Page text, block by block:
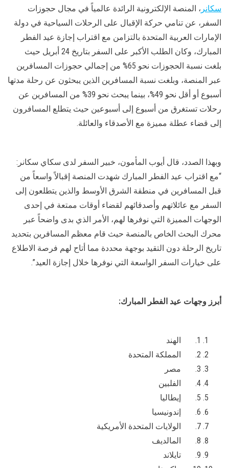
سكانر ، المنصة الإلكترونية الرائدة عالمياً في مجال حجوزات
السفر، عن تنامي حركة الإقبال على الرحلات السياحية في دولة
الإمارات العربية المتحدة بالتزامن مع اقتراب إجازة عيد الفطر
المبارك، وكان الطلب الأكبر على السفر بتاريخ 24 أبريل حيث
بلغت نسبة الحجوزات نحو 65% من إجمالي حجوزات المسافرين
عبر المنصة، وبلغت نسبة المسافرين الذين يبحثون عن رحلة مدتها
أسبوع أو أقل نحو 49%، بينما يبحث نحو 39% من المسافرين عن
رحلات تستغرق من أسبوع إلى أسبوعين حيث يتطلع المسافرون
إلى قضاء عطلة مميزة مع الأصدقاء والعائلة.
وبهذا الصدد، قال أيوب المأمون، خبير السفر لدى سكاي سكانر:
“مع اقتراب عيد الفطر المبارك شهدت المنصة إقبالاً واسعاً من
قبل المسافرين في منطقة الشرق الأوسط والذين يتطلعون إلى
السفر مع عائلاتهم وأصدقائهم لقضاء أوقات ممتعة في إحدى
الوجهات المميزة التي نوفرها لهم، الأمر الذي بدى واضحاً عبر
محرك البحث الخاص بالمنصة حيث قام معظم المسافرين بتحديد
تاريخ الرحلة دون التقيد بوجهة محددة مما أتاح لهم فرصة الاطلاع
على خيارات السفر الواسعة التي نوفرها خلال إجازة العيد”.
أبرز وجهات عيد الفطر المبارك:
1. الهند
2. المملكة المتحدة
3. مصر
4. الفلبين
5. إيطاليا
6. إندونيسيا
7. الولايات المتحدة الأمريكية
8. المالديف
9. تايلاند